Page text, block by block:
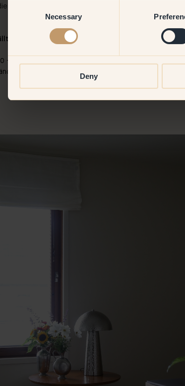
Necessary
Deny
richtige Farbe ist.
dir am besten?
– Sediment alle dunklen Holzdetails auf besondere